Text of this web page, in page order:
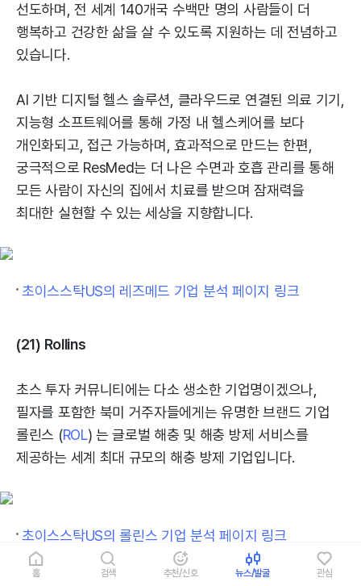
홈 검색 추천/신호 뉴스/발굴 관심
선도하며, 전 세계 140개국 수백만 명의 사람들이 더
행복하고 건강한 삶을 살 수 있도록 지원하는 데 전념하고
있습니다.
AI 기반 디지털 헬스 솔루션, 클라우드로 연결된 의료 기기,
지능형 소프트웨어를 통해 가정 내 헬스케어를 보다
개인화되고, 접근 가능하며, 효과적으로 만드는 한편,
궁극적으로 ResMed는 더 나은 수면과 호흡 관리를 통해
모든 사람이 자신의 집에서 치료를 받으며 잠재력을
최대한 실현할 수 있는 세상을 지향합니다.
초이스스탁US의 레즈메드 기업 분석 페이지 링크
(21) Rollins
초스 투자 커뮤니티에는 다소 생소한 기업명이겠으나,
필자를 포함한 북미 거주자들에게는 유명한 브랜드 기업
롤린스 (ROL) 는 글로벌 해충 및 해충 방제 서비스를
제공하는 세계 최대 규모의 해충 방제 기업입니다.
초이스스탁US의 롤린스 기업 분석 페이지 링크